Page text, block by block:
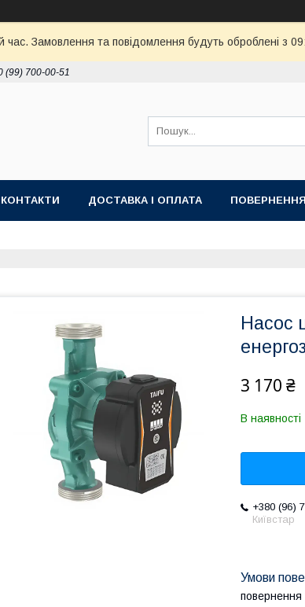
час. Замовлення та повідомлення будуть оброблені з
(99) 700-00-51
КОНТАКТИ ДОСТАВКА І ОПЛАТА ПОВЕРНЕННЯ
Насос
3 170 ₴
В наявності
+380 (96)
Київстар
повернення